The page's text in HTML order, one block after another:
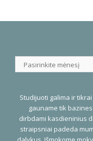
Navigation
Studijuoti galima ir
gauname tik
dirbdami kasdieninius
straipsniai padeda